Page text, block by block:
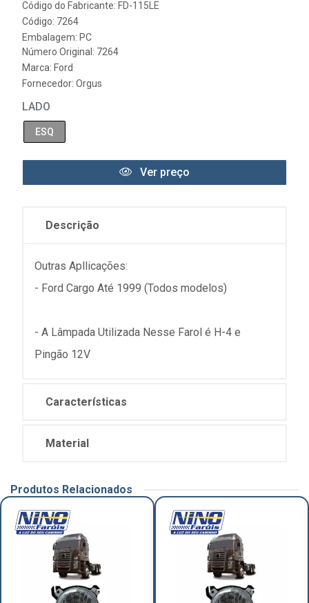
Código do Fabricante: FD-115LE
Código: 7264
Embalagem: PC
Número Original: 7264
Marca: Ford
Fornecedor: Orgus
LADO
ESQ
Ver preço
Descrição
Outras Apllicações:
- Ford Cargo Até 1999 (Todos modelos)
- A Lâmpada Utilizada Nesse Farol é H-4 e
Pingão 12V
Características
Material
Produtos Relacionados